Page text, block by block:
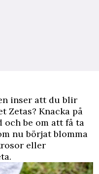
inser att du blir
Zetas? Knacka på
och be om att få ta
nu börjat blomma
eller